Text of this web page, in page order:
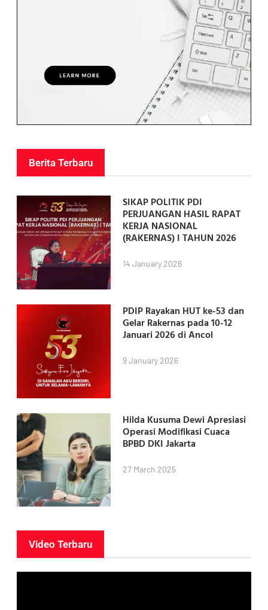
Berita Terbaru
SIKAP POLITIK PDI
PERJUANGAN HASIL RAPAT
KERJA NASIONAL
(RAKERNAS) I TAHUN 2026
14 January 2026
PDIP Rayakan HUT ke-53 dan
Gelar Rakernas pada 10-12
Januari 2026 di Ancol
9 January 2026
Hilda Kusuma Dewi Apresiasi
Operasi Modifikasi Cuaca
BPBD DKI Jakarta
27 March 2025
Video Terbaru